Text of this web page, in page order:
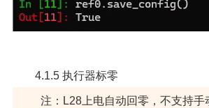
4.1.5 执行器标零
注：L28上电自动回零，不支持手